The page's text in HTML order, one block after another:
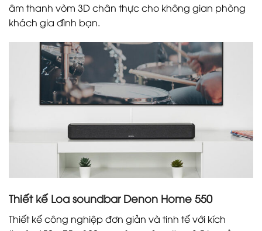
âm thanh vòm 3D chân thực cho không gian phòng
khách gia đình bạn.
Thiết kế Loa soundbar Denon Home 550
Thiết kế công nghiệp đơn giản và tinh tế với kích